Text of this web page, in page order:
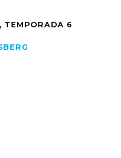
TEMPORADA 6